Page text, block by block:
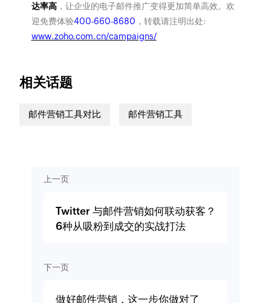
达率高，让企业的电子邮件推广变得更加简单高效。欢
迎免费体验400-660-8680 ，转载请注明出处:
www.zoho.com.cn/campaigns/
相关话题
邮件营销工具对比 邮件营销工具
上一页
Twitter 与邮件营销如何联动获客？
6种从吸粉到成交的实战打法
下一页
做好邮件营销，这一步你做对了